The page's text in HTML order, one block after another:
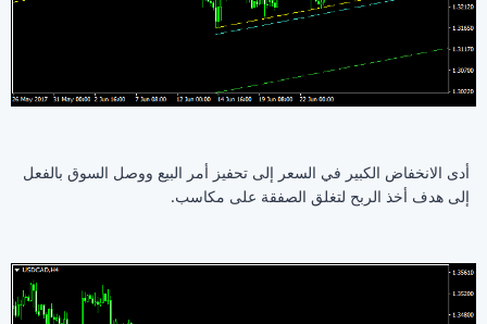
أدى الانخفاض الكبير في السعر إلى تحفيز أمر البيع ووصل السوق بالفعل
إلى هدف أخذ الربح لتغلق الصفقة على مكاسب.